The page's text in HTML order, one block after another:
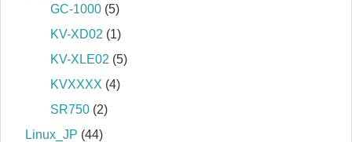
GC-1000 (5)
KV-XD02 (1)
KV-XLE02 (5)
KVXXXX (4)
SR750 (2)
Linux_JP (44)